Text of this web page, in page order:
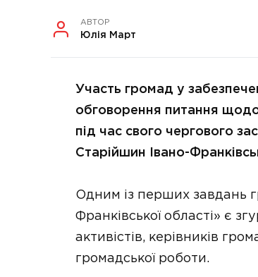
АВТОР
Юлія Март
Участь громад у
обговорення питання щодо
під час свого чергового
Старійшин Івано-
Одним із перших завдань
Франківської області» є
активістів, керівників
громадської роботи.